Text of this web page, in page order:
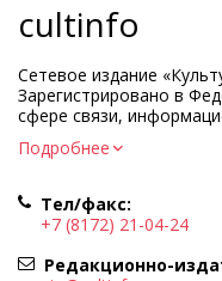
cultinfo
Сетевое издание
Зарегистрировано в
сфере связи,
коммуникаций.
Регистрационный номер
Учредитель КУ ВО
культуры»
Адрес учредителя и
Подробнее
Тел/факс:
+7 (8172) 21-04-24
Редакционно-